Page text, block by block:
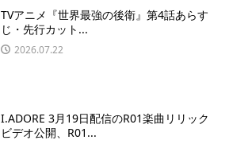
TVアニメ『世界最強の後衛』第4話あらす
じ・先行カット...
2026.07.22
I.ADORE 3月19日配信のR01楽曲リリック
ビデオ公開、R01...